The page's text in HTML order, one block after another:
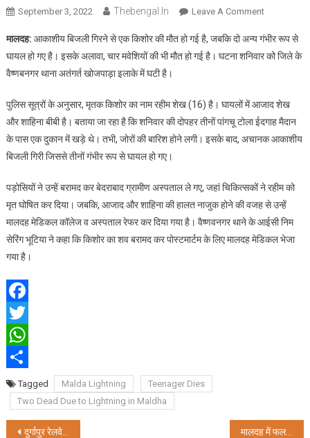
September 3, 2022 Thebengal.in Leave A CommentOn
में
आकाशीय
से
किशोर
की
झुलसे
मालदह: आकाशीय बिजली गिरने से एक किशोर की मौत हो गई है, जबकि दो अन्य गंभीर रूप से
घायल हो गए है। इसके अलावा, चार मवेशियों की भी मौत हो गई है। घटना शनिवार को जिले के
वैष्णबनगर थाना अतंगर्त खोजपाड़ा इलाके में घटी है।
पुलिस सूत्रों के अनुसार, मृतक किशोर का नाम रहीम शेख (16) है। घायलों में आजाद शेख
और शाहिना बीबी है। बताया जा रहा है कि शनिवार की दोपहर तीनों पांगचू टोला ईदगाह मैदान
के पास एक दुकान में खड़े थे। तभी, जोरों की बारिश होने लगी। इसके बाद, अचानक आकाशीय
बिजली गिरी जिससे तीनों गंभीर रूप से घायल हो गए।
पड़ोसियों ने उन्हें बरामद कर बेदराबाद ग्रामीण अस्पताल ले गए, जहां चिकित्सकों ने रहीम को
मृत घोषित कर दिया। जबकि, आजाद और शाहिना की हालत नाजुक होने की वजह से उन्हें
मालदह मेडिकल कॉलेज व अस्पताल रेफर कर दिया गया है। वैष्णवनगर थाने के आईसी निम
सेरिंग भूटिया ने कहा कि किशोर का शव बरामद कर पोस्टमार्टम के लिए मालदह मेडिकल भेजा
गया है।
Facebook
Twitter
WhatsApp
ShareTagged Malda Lightning
Teenager Dies
Two Dead Due to Lightning in Maldha
Post
दुर्गापुर रेलवे स्टेशन पर मध्‍य प्रदेश के एक यात्री से 36 लाख बरामद मालदह में फल विक्रेता का फंदे से लटकता शव बरामद